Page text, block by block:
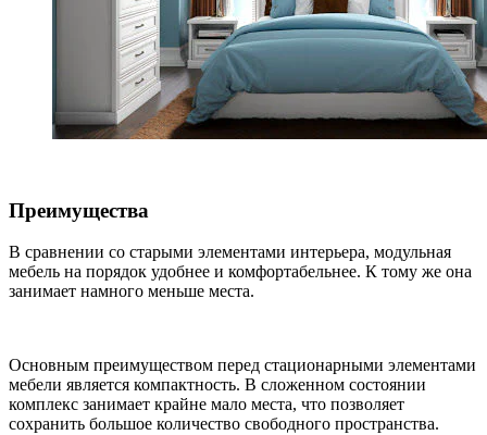
Преимущества
В сравнении со старыми элементами интерьера, модульная
мебель на порядок удобнее и комфортабельнее. К тому же она
занимает намного меньше места.
Основным преимуществом перед стационарными элементами
мебели является компактность. В сложенном состоянии
комплекс занимает крайне мало места, что позволяет
сохранить большое количество свободного пространства.